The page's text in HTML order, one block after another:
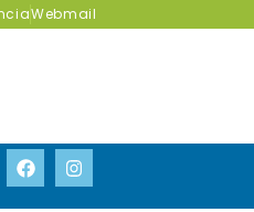
Webmail